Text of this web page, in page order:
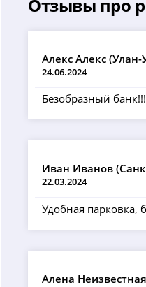
Отзывы про
Алекс Алекс (Улан-
24.06.2024
Безобразный
Иван Иванов
22.03.2024
Удобная парковка,
Алена